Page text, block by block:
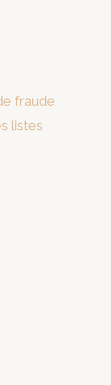
fraude
listes